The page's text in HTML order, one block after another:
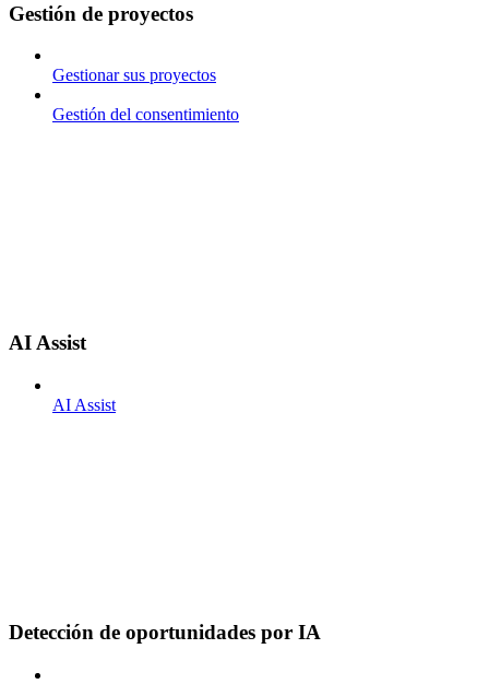
Gestión de proyectos
Gestionar sus proyectos
Gestión del consentimiento
AI Assist
AI Assist
Detección de oportunidades por IA